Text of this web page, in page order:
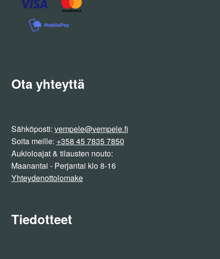
Ota yhteyttä
Sähköposti: vempele@vempele.fi
Soita meille: +358 45 7835 7850
Aukioloajat & tilausten nouto:
Maanantai - Perjantai klo 8-16
Yhteydenottolomake
Tiedotteet